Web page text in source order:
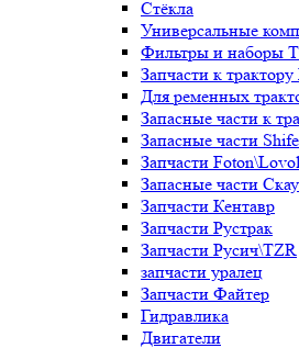
Стёкла
Универсальные
Фильтры и наборы
Запчасти к
Для ременных
Запасные части к
Запасные части
Запчасти Foton\Lovol
Запасные части
Запчасти Кентавр
Запчасти Рустрак
Запчасти Русич\TZR
запчасти уралец
Запчасти Файтер
Гидравлика
Двигатели